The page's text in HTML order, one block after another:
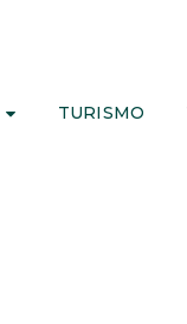
TURISMO